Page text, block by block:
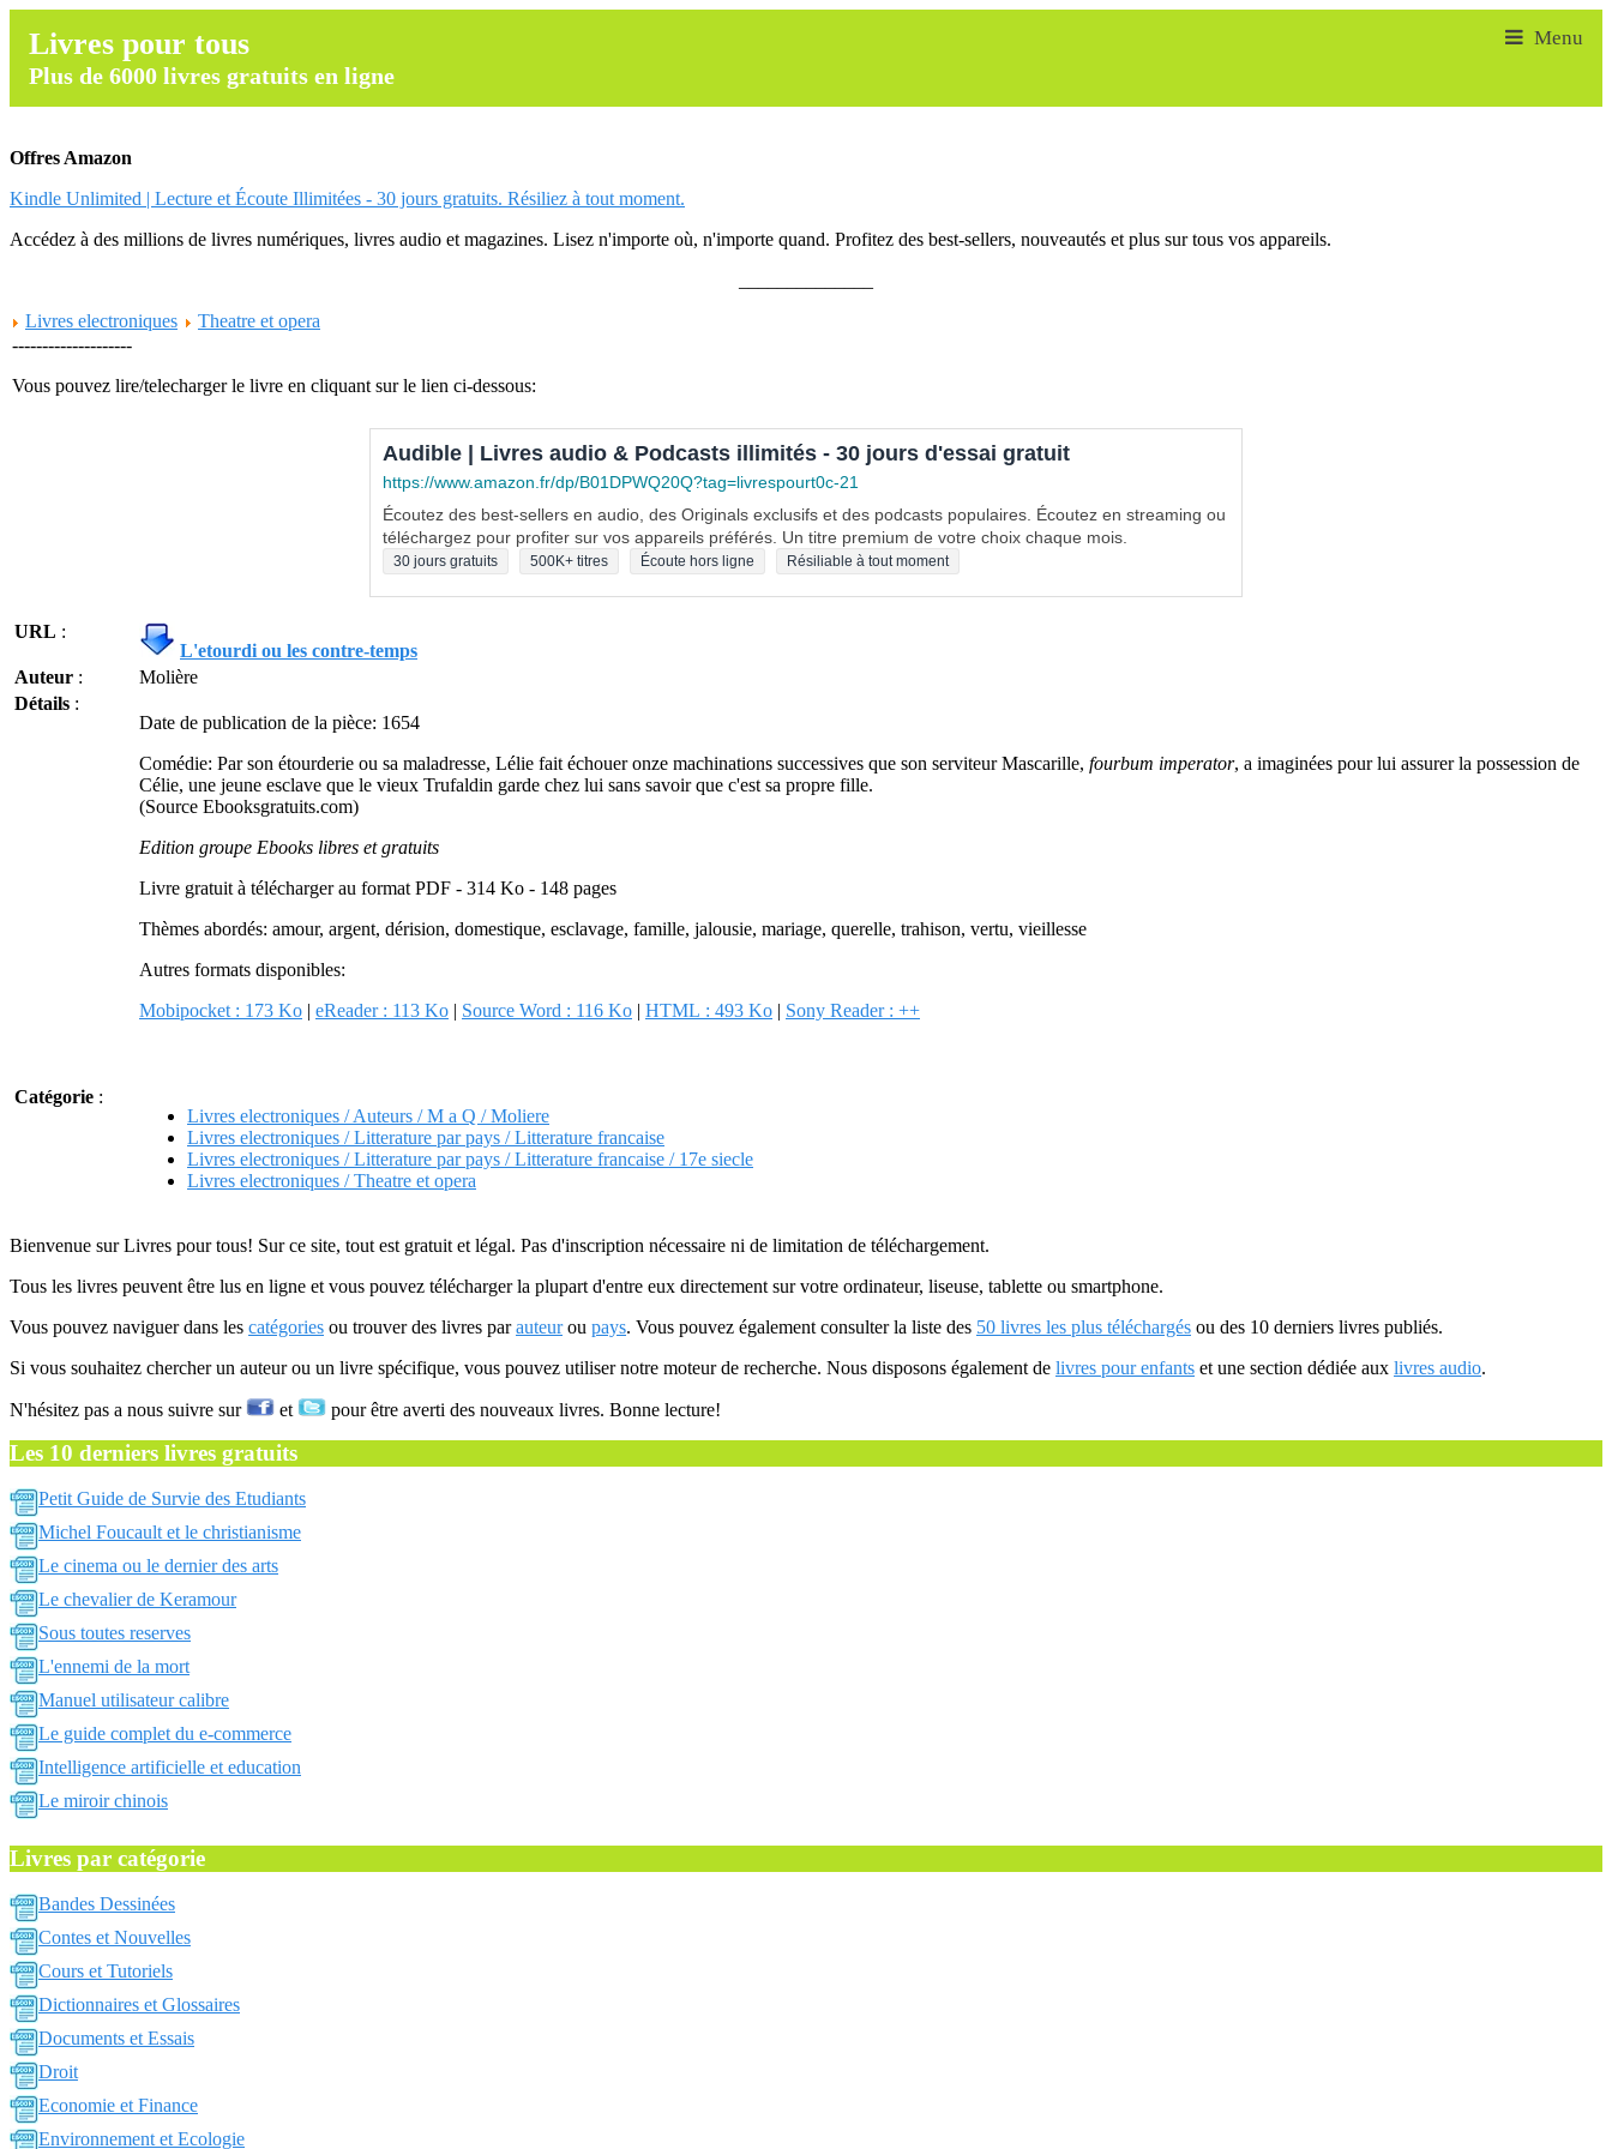
Livres pour tous
Plus de 6000 livres gratuits en ligne
Offres Amazon
Kindle Unlimited | Lecture et Écoute Illimitées - 30 jours gratuits. Résiliez à tout moment.
Accédez à des millions de livres numériques, livres audio et magazines. Lisez n'importe où, n'importe quand. Profitez des best-sellers, nouveautés et plus sur tous vos appareils.
Livres electroniques
Theatre et opera
--------------------
Vous pouvez lire/telecharger le livre en cliquant sur le lien ci-dessous:
Audible | Livres audio & Podcasts illimités - 30 jours d'essai gratuit
https://www.amazon.fr/dp/B01DPWQ20Q?tag=livrespourt0c-21
Écoutez des best-sellers en audio, des Originals exclusifs et des podcasts populaires. Écoutez en streaming ou
téléchargez pour profiter sur vos appareils préférés. Un titre premium de votre choix chaque mois.
30 jours gratuits 500K+ titres Écoute hors ligne Résiliable à tout moment
URL :
L'etourdi ou les contre-temps
Auteur :
Molière
Détails :
Date de publication de la pièce: 1654
Comédie: Par son étourderie ou sa maladresse, Lélie fait échouer onze machinations successives que son serviteur Mascarille, fourbum imperator, a imaginées pour lui assurer la possession de
Célie, une jeune esclave que le vieux Trufaldin garde chez lui sans savoir que c'est sa propre fille.
(Source Ebooksgratuits.com)
Edition groupe Ebooks libres et gratuits
Livre gratuit à télécharger au format PDF - 314 Ko - 148 pages
Thèmes abordés: amour, argent, dérision, domestique, esclavage, famille, jalousie, mariage, querelle, trahison, vertu, vieillesse
Autres formats disponibles:
Mobipocket : 173 Ko | eReader : 113 Ko | Source Word : 116 Ko | HTML : 493 Ko | Sony Reader : ++
Catégorie :
Livres electroniques / Auteurs / M a Q / Moliere
Livres electroniques / Litterature par pays / Litterature francaise
Livres electroniques / Litterature par pays / Litterature francaise / 17e siecle
Livres electroniques / Theatre et opera
Bienvenue sur Livres pour tous! Sur ce site, tout est gratuit et légal. Pas d'inscription nécessaire ni de limitation de téléchargement.
Tous les livres peuvent être lus en ligne et vous pouvez télécharger la plupart d'entre eux directement sur votre ordinateur, liseuse, tablette ou smartphone.
Vous pouvez naviguer dans les catégories ou trouver des livres parauteurou pays. Vous pouvez également consulter la liste des 50 livres les plus téléchargés ou des 10 derniers livres publiés.
Si vous souhaitez chercher un auteur ou un livre spécifique, vous pouvez utiliser notre moteur de recherche. Nous disposons également de livres pour enfants et une section dédiée aux livres audio.
N'hésitez pas a nous suivre sur et pour être averti des nouveaux livres. Bonne lecture!
Les 10 derniers livres gratuits
Petit Guide de Survie des Etudiants
Michel Foucault et le christianisme
Le cinema ou le dernier des arts
Le chevalier de Keramour
Sous toutes reserves
L'ennemi de la mort
Manuel utilisateur calibre
Le guide complet du e-commerce
Intelligence artificielle et education
Le miroir chinois
Livres par catégorie
Bandes Dessinées
Contes et Nouvelles
Cours et Tutoriels
Dictionnaires et Glossaires
Documents et Essais
Droit
Economie et Finance
Environnement et Ecologie